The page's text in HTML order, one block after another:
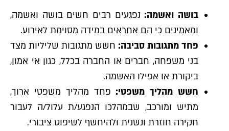
בושה ואשמה: נפגעים רבים חשים בושה ואשמה,
ומאמינים כי הם אחראים במידה מסוימת לאירוע.
פחד מתגובות סביבה: חשש מתגובות שליליות מצד
בני משפחה, חברים או החברה בכלל, כגון אי אמון,
ביקורת או אפילו האשמה.
חשש מהליך משפטי: פחד מהליך משפטי ארוך,
מתיש ומורכב, שבמהלכו הנפגע/ת עלול/ה לעבור
חקירה חוזרת ונשנית ולהיחשף לשיפוט ציבורי.